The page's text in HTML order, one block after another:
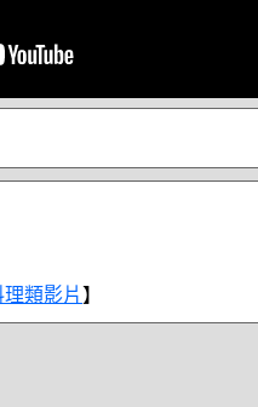
類影片 】